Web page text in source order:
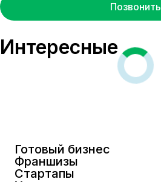
Позвонить
Интересные
Готовый бизнес
Франшизы
Стартапы